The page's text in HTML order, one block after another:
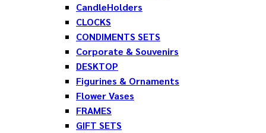
CandleHolders
CLOCKS
CONDIMENTS SETS
Corporate & Souvenirs
DESKTOP
Figurines & Ornaments
Flower Vases
FRAMES
GIFT SETS